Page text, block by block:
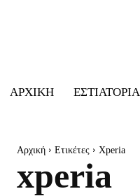
ΑΡΧΙΚΉ ΕΣΤΙΑΤΌΡΙΑ
Αρχική Ετικέτες Xperia
xperia